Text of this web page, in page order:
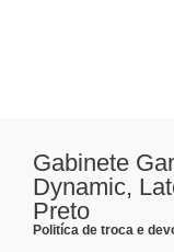
Gabinete
Dynamic,
Preto
Politíca de troca e